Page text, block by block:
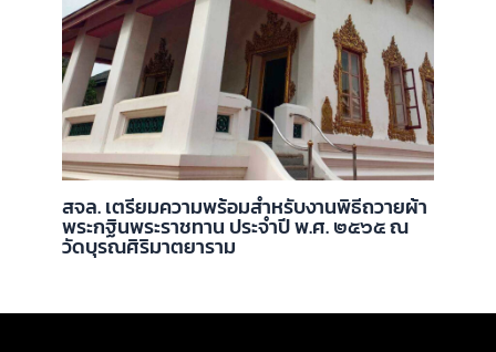
สจล. เตรียมความพร้อมสำหรับงานพิธีถวายผ้า
พระกฐินพระราชทาน ประจำปี พ.ศ. ๒๕๖๕ ณ
วัดบุรณศิริมาตยาราม